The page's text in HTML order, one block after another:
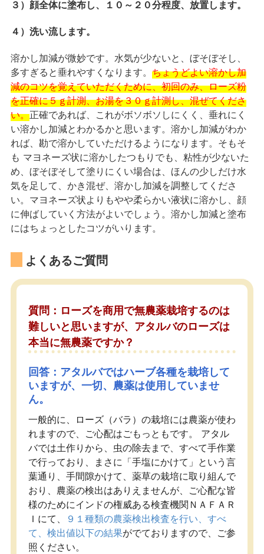
３）顔全体に塗布し、１０～２０分程度、放置します。
４）洗い流します。
溶かし加減が微妙です。水気が少ないと、ぼそぼそし、
多すぎると垂れやすくなります。 ちょうどよい溶かし加
減のコツを覚えていただくために、初回のみ、ローズ粉
を正確に５ｇ計測、お湯を３０ｇ計測し、混ぜてくださ
い。正確であれば、これがボソボソしにくく、垂れにく
い溶かし加減とわかるかと思います。溶かし加減がわか
れば、勘で溶かしていただけるようになります。そもそ
も マヨネーズ状に溶かしたつもりでも、粘性が少ないた
め、ぼそぼそして塗りにくい場合は、ほんの少しだけ水
気を足して、かき混ぜ、溶かし加減を調整してくださ
い。マヨネーズ状よりもやや柔らかい液状に溶かし、顔
に伸ばしていく方法がよいでしょう。溶かし加減と塗布
にはちょっとしたコツがいります。
よくあるご質問
質問：ローズを商用で無農薬栽培するのは
難しいと思いますが、アタルバのローズは
本当に無農薬ですか？
回答：アタルバではハーブ各種を栽培して
いますが、一切、農薬は使用していませ
ん。
一般的に、ローズ（バラ）の栽培には農薬が使わ
れますので、ご心配はごもっともです。 アタル
バでは土作りから、虫の除去まで、すべて手作業
で行っており、まさに「手塩にかけて」という言
葉通り、手間隙かけて、薬草の栽培に取り組んで
おり、農薬の検出はありえませんが、ご心配な皆
様のためにインドの権威ある検査機関ＮＡＦＡＲ
Ｉにて、
９１種類の農薬検出検査を行い、すべ
て、検出値以下の結果がでておりますので、ご参
照ください。